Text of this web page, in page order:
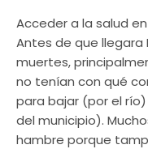
Acceder a la salud
Antes de que llegara
muertes,
no tenían con qué
para bajar (por el
del municipio).
hambre porque